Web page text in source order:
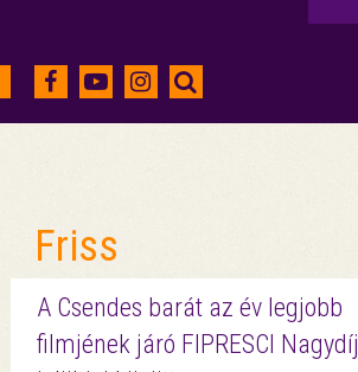
Friss
A Csendes barát az év legjobb
filmjének járó FIPRESCI Nagydíj